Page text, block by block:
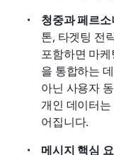
청중과 페르소
톤, 타겟팅 전
포함하면 마
을 통합하는
아닌 사용자
개인 데이터
어집니다.
메시지 핵심